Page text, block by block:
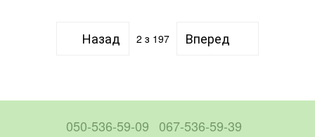
Назад 2 з 197 Вперед
050-536-59-09 067-536-59-39